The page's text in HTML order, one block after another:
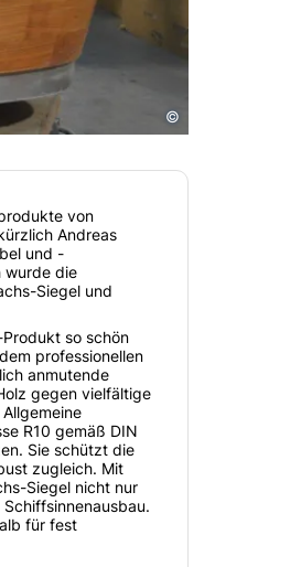
©
von
Andreas
und -
wurde die
Siegel und
so schön
professionellen
anmutende
gegen vielfältige
R10 gemäß DIN
Sie schützt die
zugleich. Mit
Siegel nicht nur
für fest